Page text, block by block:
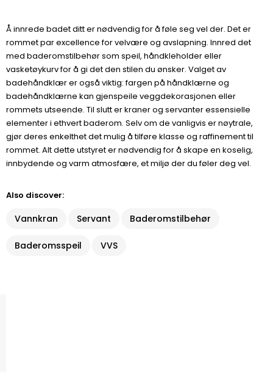
Å innrede badet ditt er nødvendig for å føle seg vel der. Det er
rommet par excellence for velvære og avslapning. Innred det
med baderomstilbehør som speil, håndkleholder eller
vasketøykurv for å gi det den stilen du ønsker. Valget av
badehåndklær er også viktig: fargen på håndklærne og
badehåndklærne kan gjenspeile veggdekorasjonen eller
rommets utseende. Til slutt er kraner og servanter essensielle
elementer i ethvert baderom. Selv om de vanligvis er nøytrale,
gjør deres enkelthet det mulig å tilføre klasse og raffinement til
rommet. Alt dette utstyret er nødvendig for å skape en koselig,
innbydende og varm atmosfære, et miljø der du føler deg vel.
Also discover:
Vannkran Servant Baderomstilbehør
Baderomsspeil VVS